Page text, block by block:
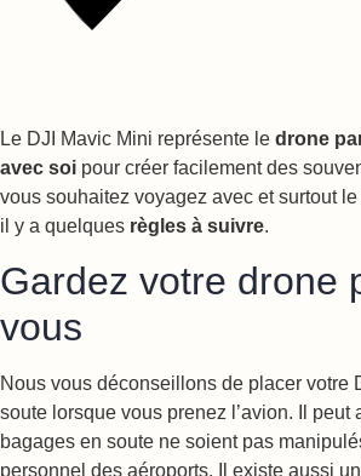
Le DJI Mavic Mini représente le drone
avec soi pour créer facilement des
vous souhaitez voyagez avec et surtout
il y a quelques règles à suivre.
Gardez votre drone
vous
Nous vous déconseillons de placer votre
soute lorsque vous prenez l’avion. Il peut
bagages en soute ne soient pas
personnel des aéroports. Il existe aussi